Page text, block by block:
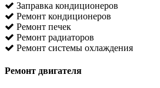
Заправка кондиционеров
Ремонт кондиционеров
Ремонт печек
Ремонт радиаторов
Ремонт системы охлаждения
Ремонт двигателя